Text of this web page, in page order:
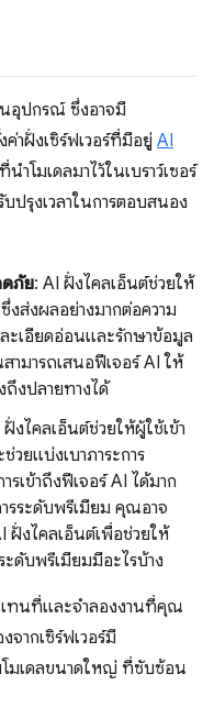
อุปกรณ์ ซึ่งอาจมี
าฝั่งเซิร์ฟเวอร์ที่มีอยู่ AI
โมเดลมาไว้ในเบราว์เซอร์
รุงเวลาในการตอบสนอง
ดภัย: AI ฝั่งไคลเอ็นต์ช่วยให้
ส่งผลอย่างมากต่อความ
ะเอียดอ่อนและรักษาข้อมูล
มารถเสนอฟีเจอร์ AI ให้
ถึงปลายทางได้
ฝั่งไคลเอ็นต์ช่วยให้ผู้ใช้เข้า
ยแบ่งเบาภาระการ
เข้าถึงฟีเจอร์ AI ได้มาก
ระดับพรีเมียม คุณอาจ
ฝั่งไคลเอ็นต์เพื่อช่วยให้
ะดับพรีเมียมมีอะไรบ้าง
แทนที่และจำลองงานที่คุณ
ากเซิร์ฟเวอร์มี
โมเดลขนาดใหญ่ ที่ซับซ้อน